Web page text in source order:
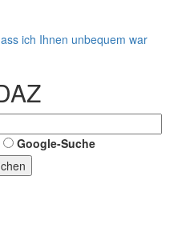
ich Ihnen unbequem war
Google-Suche